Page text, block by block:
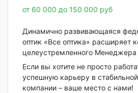
от 60 000 до 150 000 руб
Динамично развивающаяся
оптик «Все оптика» расширяет
целеустремленного
Если вы хотите не просто
успешную карьеру в
компании – ваше место с нами!